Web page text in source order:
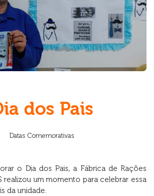
dos Pais
Datas Comemorativas
o Dia dos Pais, a Fábrica de Rações
realizou um momento para celebrar essa
da unidade.